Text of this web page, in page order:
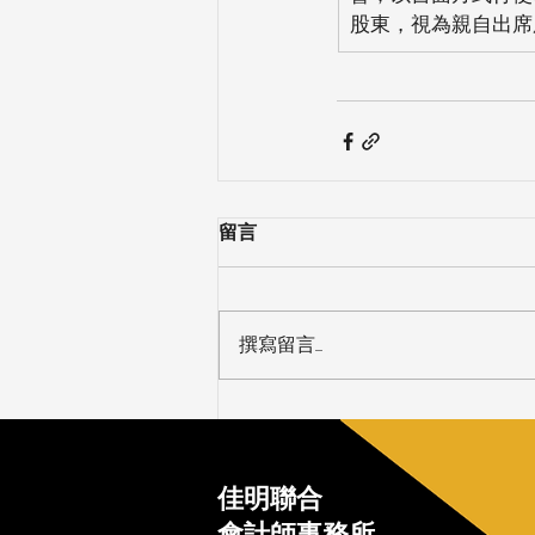
股東，視為親自出
留言
撰寫留言......
佳明聯合